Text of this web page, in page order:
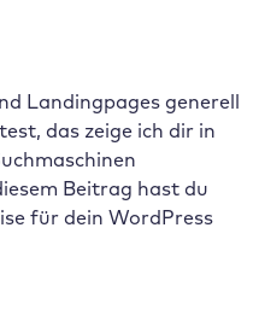
Landingpages generell
das zeige ich dir in
Beitrag hast du
für dein WordPress